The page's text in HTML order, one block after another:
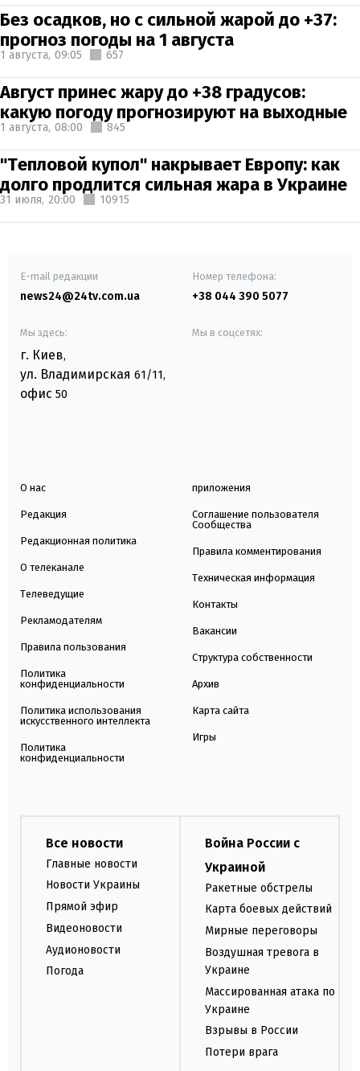
Без осадков, но с сильной жарой до +37:
прогноз погоды на 1 августа
1 августа, 09:05 657
Август принес жару до +38 градусов:
какую погоду прогнозируют на выходные
1 августа, 08:00 845
"Тепловой купол" накрывает Европу: как
долго продлится сильная жара в Украине
31 июля, 20:00 10915
E-mail редакции
news24@24tv.com.ua
Номер телефона:
+38 044 390 5077
Мы здесь:
г. Киев,
ул. Владимирская 61/11,
офис 50
Мы в соцсетях:
О нас
Редакция
Редакционная политика
О телеканале
Телеведущие
Рекламодателям
Правила пользования
Политика
конфиденциальности
Политика использования
искусственного интеллекта
Политика
конфиденциальности
приложения
Соглашение пользователя
Сообщества
Правила комментирования
Техническая информация
Контакты
Вакансии
Структура собственности
Архив
Карта сайта
Игры
Все новости
Главные новости
Новости Украины
Прямой эфир
Видеоновости
Аудионовости
Погода
Война России с
Украиной
Ракетные обстрелы
Карта боевых действий
Мирные переговоры
Воздушная тревога в
Украине
Массированная атака по
Украине
Взрывы в России
Потери врага